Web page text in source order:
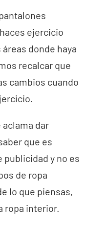
ejercicio
donde haya
recalcar que
cambios cuando
dar
que es
y no es
de ropa
lo que piensas,
ropa interior.